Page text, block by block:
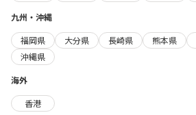
九州・沖縄
福岡県
大分県 長崎県 熊本県
沖縄県
海外
香港